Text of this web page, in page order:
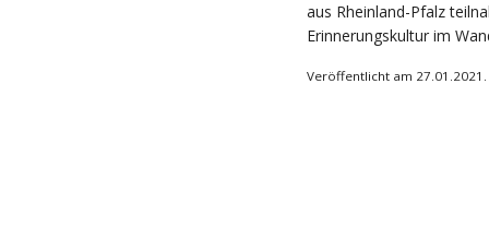
aus Rheinland-Pfalz
Erinnerungskultur im
Veröffentlicht am 27.01.2021.